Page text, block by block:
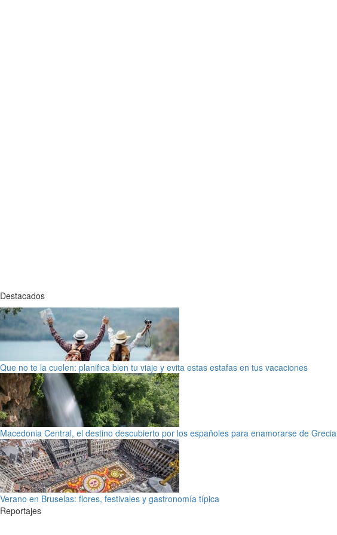
Destacados
Que no te la cuelen: planifica bien tu viaje y evita estas estafas en tus vacaciones
Macedonia Central, el destino descubierto por los españoles para enamorarse de Grecia
Verano en Bruselas: flores, festivales y gastronomía típica
Reportajes